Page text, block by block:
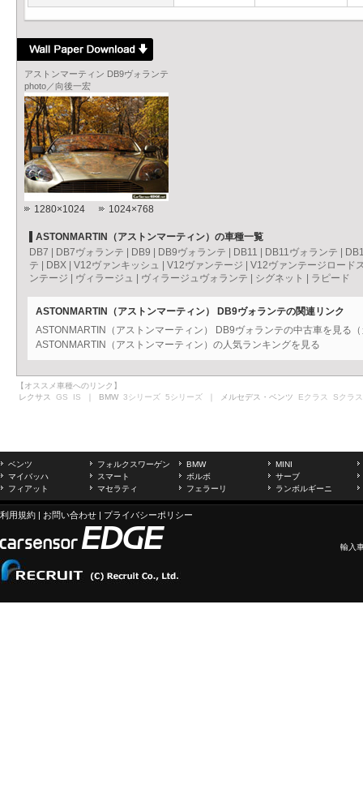
アストンマーティン DB9ヴォランテ
photo／向後一宏
1280×1024 1024×768
ASTONMARTIN（アストンマーティン）の車種一覧
DB7
DB7ヴォランテ DB9 DB9ヴォランテ DB11 DB11ヴォランテ
テ
DBX V12ヴァンキッシュ V12ヴァンテージ
V12ヴァンテージロード
ンテージ
ヴィラージュ ヴィラージュヴォランテ シグネット ラピード
ASTONMARTIN（アストンマーティン） DB9ヴォランテの関連リンク
ASTONMARTIN（アストンマーティン） DB9ヴォランテの中古車を見る
ASTONMARTIN（アストンマーティン）の人気ランキングを見る
【オススメ車種へのリンク】
レクサス GS IS ｜ BMW 3シリーズ 5シリーズ ｜ メルセデス・ベンツ Eクラス Sクラス
ベンツ フォルクスワーゲン BMW
MINI
マイバッハ
スマート ボルボ
サーブ
フィアット
マセラティ フェラーリ ランボルギーニ
利用規約 | お問い合わせ | プライバシーポリシー
輸入